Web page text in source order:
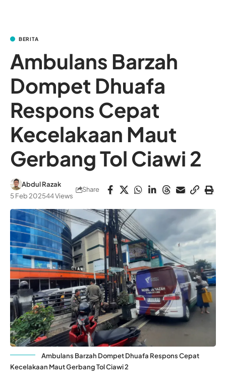
BERITA
Ambulans Barzah
Dompet Dhuafa
Respons Cepat
Kecelakaan Maut
Gerbang Tol Ciawi 2
Abdul Razak
5 Feb 202544 Views
Share
Ambulans Barzah Dompet Dhuafa Respons Cepat
Kecelakaan Maut Gerbang Tol Ciawi 2